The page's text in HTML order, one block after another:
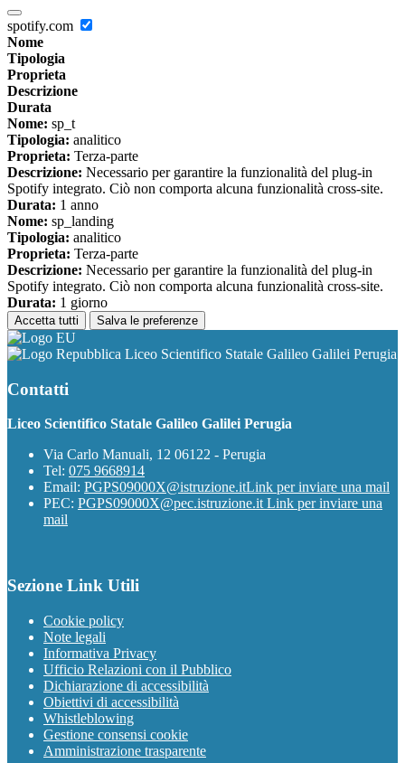
spotify.com
Nome
Tipologia
Proprieta
Descrizione
Durata
Nome: sp_t
Tipologia: analitico
Proprieta: Terza-parte
Descrizione: Necessario per garantire la funzionalità del plug-in
Spotify integrato. Ciò non comporta alcuna funzionalità cross-site.
Durata: 1 anno
Nome: sp_landing
Tipologia: analitico
Proprieta: Terza-parte
Descrizione: Necessario per garantire la funzionalità del plug-in
Spotify integrato. Ciò non comporta alcuna funzionalità cross-site.
Durata: 1 giorno
Accetta tutti Salva le preferenze
Liceo Scientifico Statale Galileo Galilei Perugia
Contatti
Liceo Scientifico Statale Galileo Galilei Perugia
Via Carlo Manuali, 12 06122 - Perugia
Tel: 075 9668914
Email: PGPS09000X@istruzione.itLink per inviare una mail
PEC: PGPS09000X@pec.istruzione.it Link per inviare una
mail
Sezione Link Utili
Cookie policy
Note legali
Informativa Privacy
Ufficio Relazioni con il Pubblico
Dichiarazione di accessibilità
Obiettivi di accessibilità
Whistleblowing
Gestione consensi cookie
Amministrazione trasparente